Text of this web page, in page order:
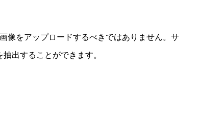
像をアップロードするべきではありません。サ
出することができます。